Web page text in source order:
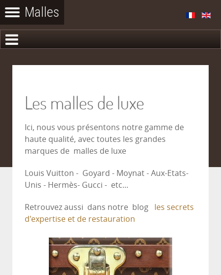
Les malles de luxe
Ici, nous vous présentons notre gamme de
haute qualité, avec toutes les grandes
marques de malles de luxe
Louis Vuitton - Goyard - Moynat - Aux-Etats-
Unis - Hermès- Gucci - etc...
Retrouvez aussi dans notre blog les secrets
d'expertise et de restauration